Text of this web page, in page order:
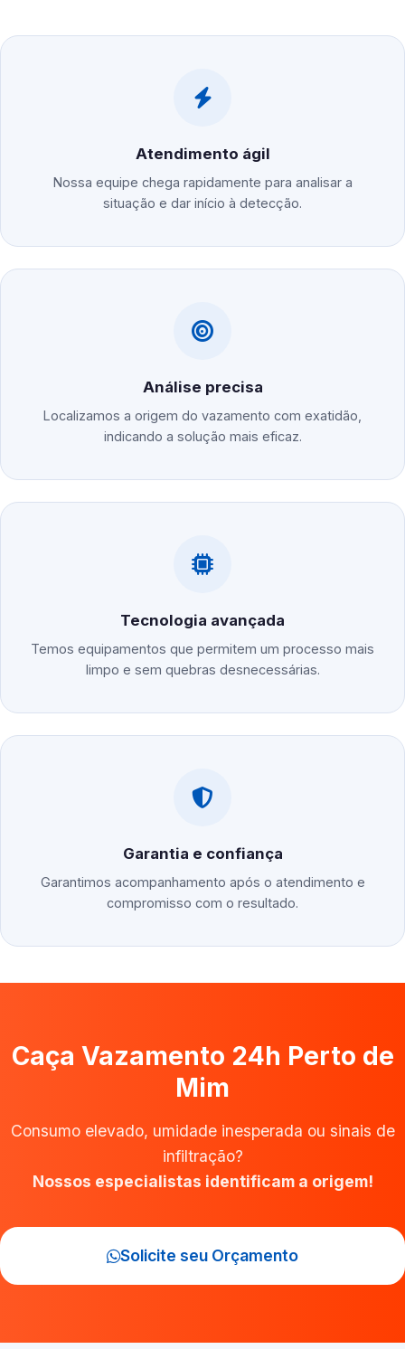
Atendimento ágil
Nossa equipe chega rapidamente para analisar a
situação e dar início à detecção.
Análise precisa
Localizamos a origem do vazamento com exatidão,
indicando a solução mais eficaz.
Tecnologia avançada
Temos equipamentos que permitem um processo mais
limpo e sem quebras desnecessárias.
Garantia e confiança
Garantimos acompanhamento após o atendimento e
compromisso com o resultado.
Caça Vazamento 24h Perto de
Mim
Consumo elevado, umidade inesperada ou sinais de
infiltração?
Nossos especialistas identificam a origem!
Solicite seu Orçamento